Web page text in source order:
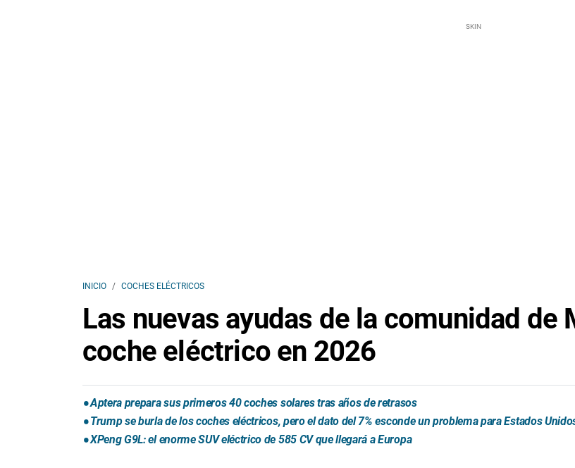
INICIO COCHES ELÉCTRICOS
Las nuevas ayudas de la comunidad de
coche eléctrico en 2026
Aptera prepara sus primeros 40 coches solares tras años de retrasos
Trump se burla de los coches eléctricos, pero el dato del 7% esconde un problema para Estados
XPeng G9L: el enorme SUV eléctrico de 585 CV que llegará a Europa